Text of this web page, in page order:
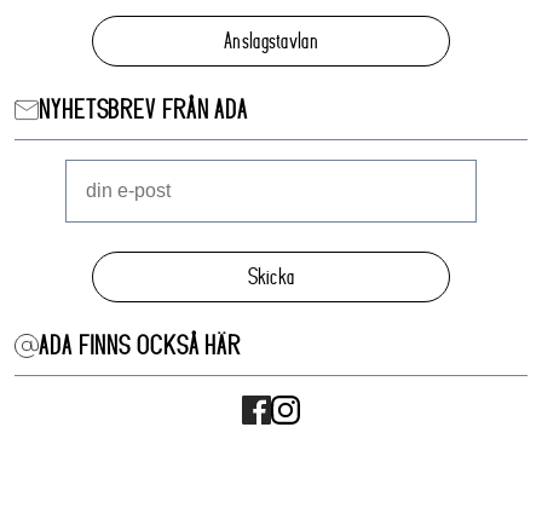
Anslagstavlan
NYHETSBREV FRÅN ADA
Skicka
ADA FINNS OCKSÅ HÄR